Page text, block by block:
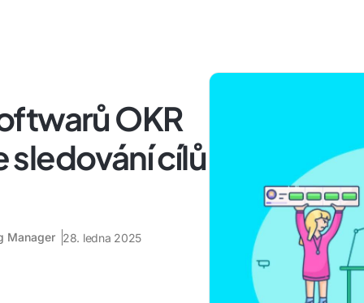
OKR
cílů
Manager 28. ledna 2025